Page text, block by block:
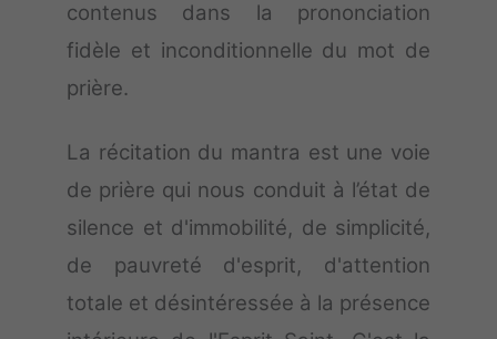
contenus dans la prononciation
fidèle et inconditionnelle du mot de
prière.
La récitation du mantra est une voie
de prière qui nous conduit à l’état de
silence et d'immobilité, de simplicité,
de pauvreté d'esprit, d'attention
totale et désintéressée à la présence